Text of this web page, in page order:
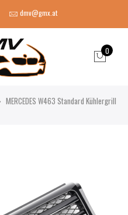
dmv@gmx.at
0
MERCEDES W463 Standard Kühlergrill